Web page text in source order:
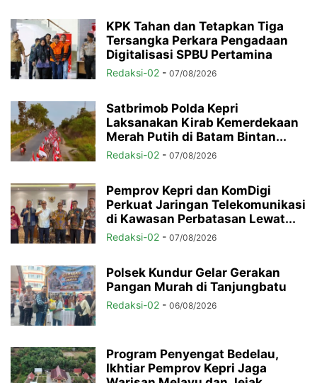
KPK Tahan dan Tetapkan Tiga
Tersangka Perkara Pengadaan
Digitalisasi SPBU Pertamina
Redaksi-02 - 07/08/2026
Satbrimob Polda Kepri
Laksanakan Kirab Kemerdekaan
Merah Putih di Batam Bintan...
Redaksi-02 - 07/08/2026
Pemprov Kepri dan KomDigi
Perkuat Jaringan Telekomunikasi
di Kawasan Perbatasan Lewat...
Redaksi-02 - 07/08/2026
Polsek Kundur Gelar Gerakan
Pangan Murah di Tanjungbatu
Redaksi-02 - 06/08/2026
Program Penyengat Bedelau,
Ikhtiar Pemprov Kepri Jaga